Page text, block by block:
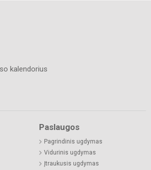
kalendorius
Paslaugos
Pagrindinis ugdymas
Vidurinis ugdymas
Įtraukusis ugdymas